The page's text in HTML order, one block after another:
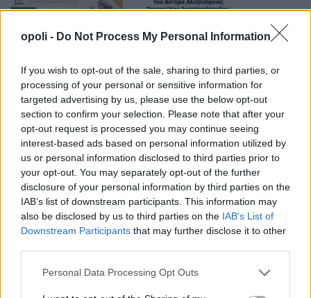
opoli - Do Not Process My Personal Information
If you wish to opt-out of the sale, sharing to third parties, or
processing of your personal or sensitive information for
targeted advertising by us, please use the below opt-out
section to confirm your selection. Please note that after your
opt-out request is processed you may continue seeing
interest-based ads based on personal information utilized by
us or personal information disclosed to third parties prior to
your opt-out. You may separately opt-out of the further
disclosure of your personal information by third parties on the
IAB’s list of downstream participants. This information may
also be disclosed by us to third parties on the IAB’s List of
Downstream Participants that may further disclose it to other
Personal Data Processing Opt Outs